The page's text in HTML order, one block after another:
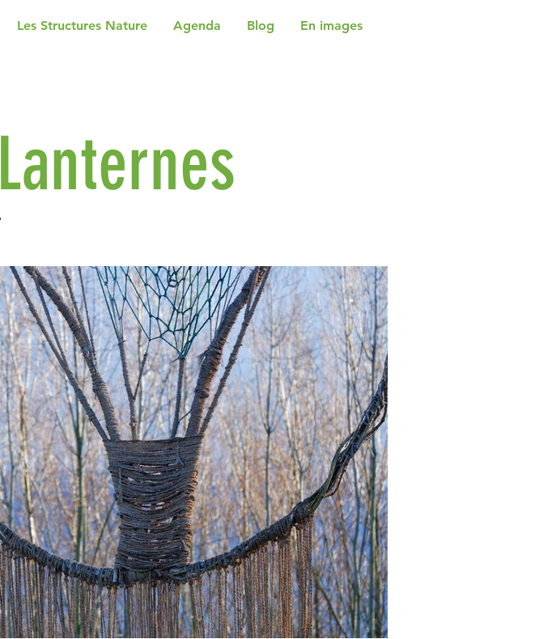
Les Structures Nature Agenda Blog En images
Lanternes